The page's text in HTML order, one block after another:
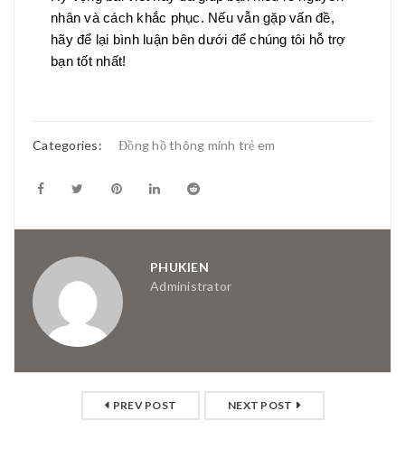
nhân và cách khắc phục. Nếu vẫn gặp vấn đề,
hãy để lại bình luận bên dưới để chúng tôi hỗ trợ
bạn tốt nhất!
Categories: Đồng hồ thông minh trẻ em
PHUKIEN
Administrator
PREV POST NEXT POST